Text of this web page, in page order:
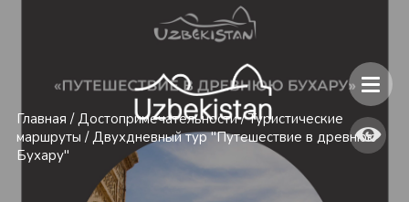
Безопасность и особенности путешествий по Узбекистану
Главная / Достопримечательности / Туристические
маршруты / Двухдневный тур "Путешествие в древнюю
Бухару"